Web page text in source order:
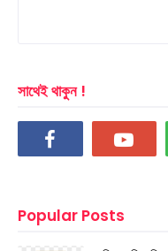
সাথেই থাকুন !
Popular Posts